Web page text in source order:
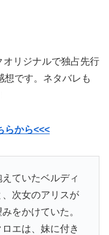
オリジナルで独占先行
想です。ネタバレも
らから<<<
ていたベルディ
次女のアリスが
をかけていた。
エは、妹に付き